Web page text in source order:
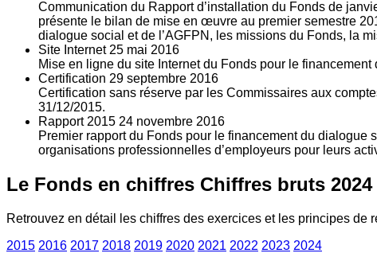
Communication du Rapport d’installation du Fonds de
présente le bilan de mise en œuvre au premier semestre
dialogue social et de l’AGFPN, les missions du Fonds, la
Site Internet 25 mai 2016
Mise en ligne du site Internet du Fonds pour le financement
Certification 29 septembre 2016
Certification sans réserve par les Commissaires aux
31/12/2015.
Rapport 2015 24 novembre 2016
Premier rapport du Fonds pour le financement du
organisations professionnelles d’employeurs pour leurs
Le Fonds en chiffres Chiffres bruts 2024
Retrouvez en détail les chiffres des exercices et les principes de
2015 2016 2017 2018 2019 2020 2021 2022 2023 2024